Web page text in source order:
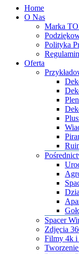
Home
O Nas
Marka
Polityka
Regulamin
Oferta
​Spacer
​Zdjęcia
​Filmy 4k i